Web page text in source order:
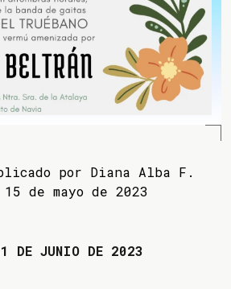
por Diana Alba F.
de mayo de 2023
DE JUNIO DE 2023